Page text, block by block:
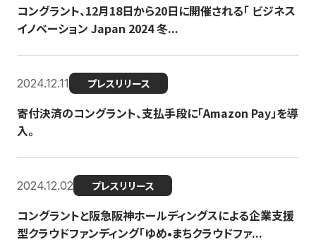
コングラント、12月18日から20日に開催される「 ビジネス
イノベーション Japan 2024 冬...
2024.12.11 プレスリリース
寄付決済のコングラント、支払手段に「Amazon Pay」を導
入。
2024.12.02 プレスリリース
コングラントと阪急阪神ホールディングスによる企業支援
型クラウドファンディング「ゆめ•まちクラウドファ...